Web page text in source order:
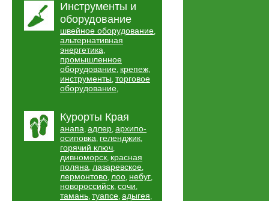
Инструменты и
оборудование
швейное оборудование,
альтернативная
энергетика,
промышленное
оборудование, крепеж,
инструменты, торговое
оборудование,
Курорты Края
анапа, адлер, архипо-
осиповка, геленджик,
горячий ключ,
дивноморск, красная
поляна, лазаревское,
лермонтово, лоо, небуг,
новороссийск, сочи,
тамань, туапсе, адыгея,